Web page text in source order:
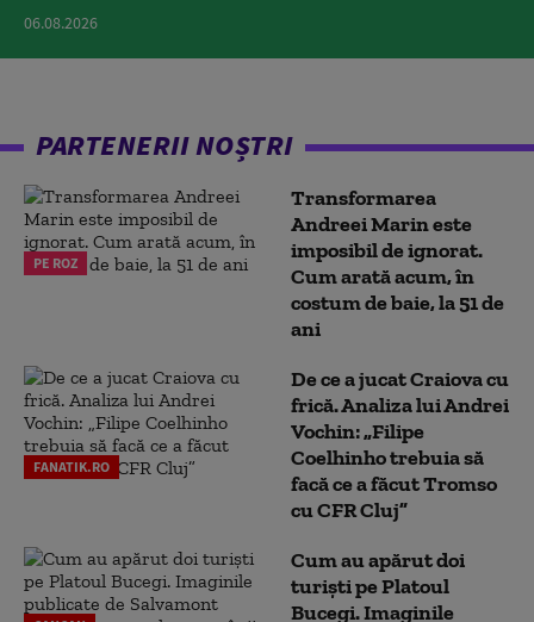
06.08.2026
PARTENERII NOȘTRI
PE ROZ
Transformarea
Andreei Marin este
imposibil de ignorat.
Cum arată acum, în
costum de baie, la 51 de
ani
FANATIK.RO
De ce a jucat Craiova cu
frică. Analiza lui Andrei
Vochin: „Filipe
Coelhinho trebuia să
facă ce a făcut Tromso
cu CFR Cluj”
Cum au apărut doi
turiști pe Platoul
Bucegi. Imaginile